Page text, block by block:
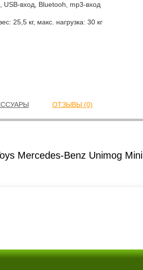
вход, Bluetooh, mp3-вход
25,5 кг, макс. нагрузка: 30 кг
ОТЗЫВЫ (0)
Mercedes-Benz Unimog Mini